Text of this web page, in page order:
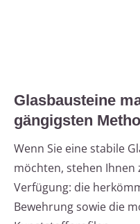
Glasbausteine
gängigsten
Wenn Sie eine stabile
möchten, stehen Ihnen
Verfügung: die
Bewehrung sowie die